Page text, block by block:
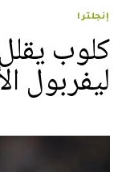
إنجلترا
كلوب
ليفربول